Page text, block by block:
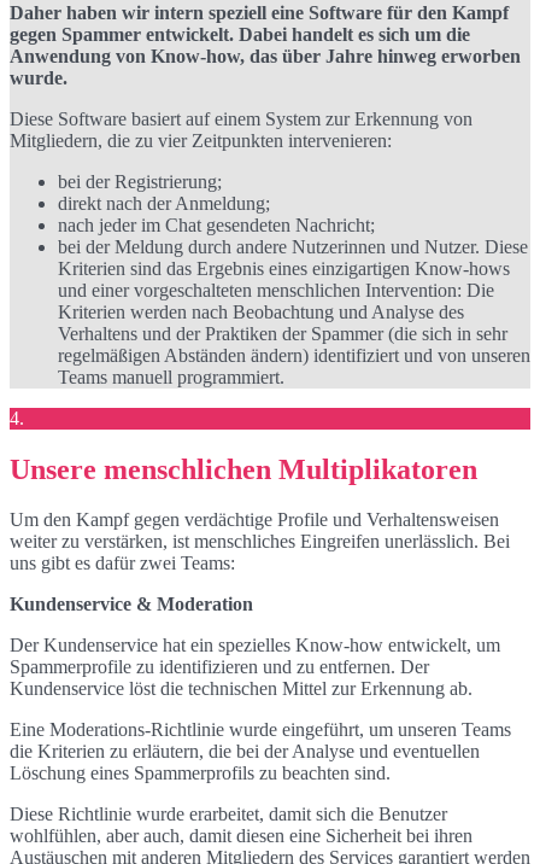
Daher haben wir intern speziell eine Software für den Kampf
gegen Spammer entwickelt. Dabei handelt es sich um die
Anwendung von Know-how, das über Jahre hinweg erworben
wurde.
Diese Software basiert auf einem System zur Erkennung von
Mitgliedern, die zu vier Zeitpunkten intervenieren:
bei der Registrierung;
direkt nach der Anmeldung;
nach jeder im Chat gesendeten Nachricht;
bei der Meldung durch andere Nutzerinnen und Nutzer. Diese
Kriterien sind das Ergebnis eines einzigartigen Know-hows
und einer vorgeschalteten menschlichen Intervention: Die
Kriterien werden nach Beobachtung und Analyse des
Verhaltens und der Praktiken der Spammer (die sich in sehr
regelmäßigen Abständen ändern) identifiziert und von unseren
Teams manuell programmiert.
4.
Unsere menschlichen Multiplikatoren
Um den Kampf gegen verdächtige Profile und Verhaltensweisen
weiter zu verstärken, ist menschliches Eingreifen unerlässlich. Bei
uns gibt es dafür zwei Teams:
Kundenservice & Moderation
Der Kundenservice hat ein spezielles Know-how entwickelt, um
Spammerprofile zu identifizieren und zu entfernen. Der
Kundenservice löst die technischen Mittel zur Erkennung ab.
Eine Moderations-Richtlinie wurde eingeführt, um unseren Teams
die Kriterien zu erläutern, die bei der Analyse und eventuellen
Löschung eines Spammerprofils zu beachten sind.
Diese Richtlinie wurde erarbeitet, damit sich die Benutzer
wohlfühlen, aber auch, damit diesen eine Sicherheit bei ihren
Austäuschen mit anderen Mitgliedern des Services garantiert werden